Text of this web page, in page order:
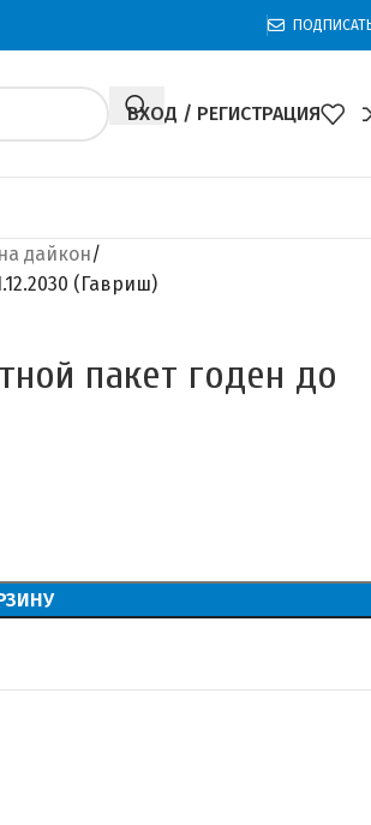
ВХОД / РЕГИСТРАЦИЯ
дайкон
(Гавриш)
пакет годен до